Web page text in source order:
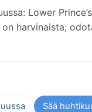
Lower
harvinaista;
Sää